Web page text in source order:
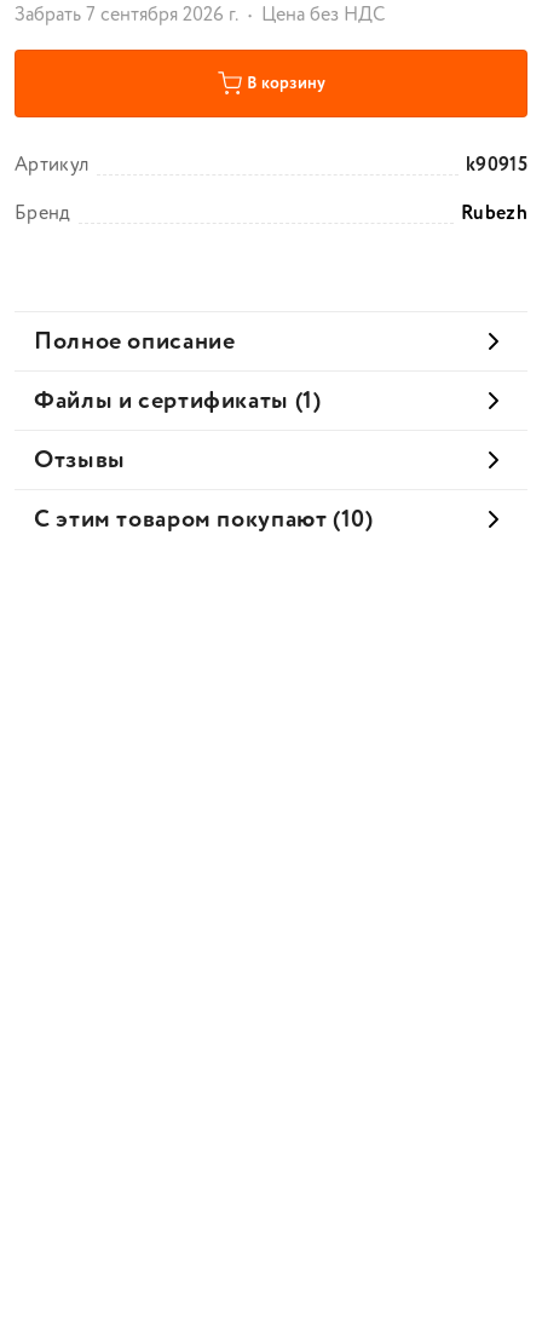
Забрать 7 сентября 2026 г. Цена без НДС
В корзину
Артикул
k90915
Бренд
Rubezh
Полное описание
Файлы и сертификаты (1)
Отзывы
С этим товаром покупают (10)